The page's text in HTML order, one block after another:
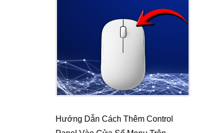
Hướng Dẫn Cách Thêm Control